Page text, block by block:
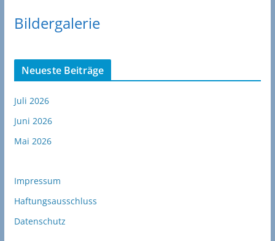
Bildergalerie
Neueste Beiträge
Juli 2026
Juni 2026
Mai 2026
Impressum
Haftungsausschluss
Datenschutz